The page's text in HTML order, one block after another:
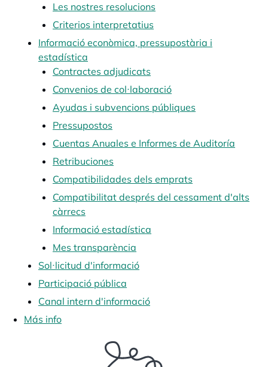
Les nostres resolucions
Criterios interpretatius
Informació econòmica, pressupostària i
estadística
Contractes adjudicats
Convenios de col·laboració
Ayudas i subvencions públiques
Pressupostos
Cuentas Anuales e Informes de Auditoría
Retribuciones
Compatibilidades dels emprats
Compatibilitat després del cessament d'alts
càrrecs
Informació estadística
Mes transparència
Sol·licitud d'informació
Participació pública
Canal intern d'informació
Más info